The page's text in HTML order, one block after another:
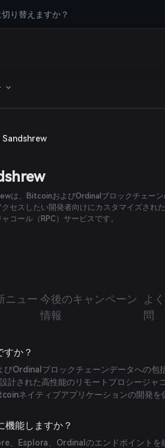
切り替えますか？
Sandshrew
は、BitcoinおよびOrdinalブロックチェーン
クセスしたい開発者向けにカスタマイズされ
コール（RPC）サービスです。
ニュー 今後のキャンペーン
情報
よ
問
か？
Ordinalブロックチェーンデータへの包
計された高性能のリモートプロシージャ
ネイティブアプリケーションの開発を
ます。
機能しますか？
、Esplora、Ordinalのエンドポイントを